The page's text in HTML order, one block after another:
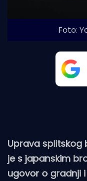
Foto:
Uprava
je s japanskim
ugovor o gradnji